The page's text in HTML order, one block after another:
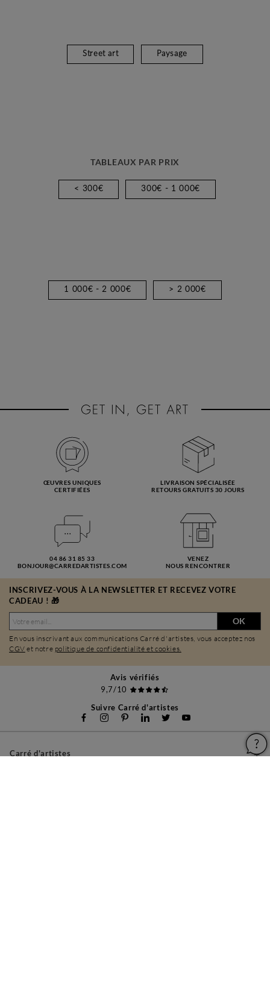
Street art Paysage
TABLEAUX PAR PRIX
< 300€ 300€ - 1 000€
1 000€ - 2 000€ > 2 000€
ŒUVRES UNIQUES
CERTIFIÉES
LIVRAISON SPÉCIALISÉE
RETOURS GRATUITS 30 JOURS
04 86 31 85 33
BONJOUR@CARREDARTISTES.COM
VENEZ
NOUS RENCONTRER
INSCRIVEZ-VOUS À LA NEWSLETTER ET RECEVEZ VOTRE
CADEAU ! 🎁
OK
En vous inscrivant aux communications Carré d'artistes, vous acceptez nos
CGV et notre politique de confidentialité et cookies.
Avis vérifiés
9,7/10
Suivre Carré d'artistes
Carré d'artistes